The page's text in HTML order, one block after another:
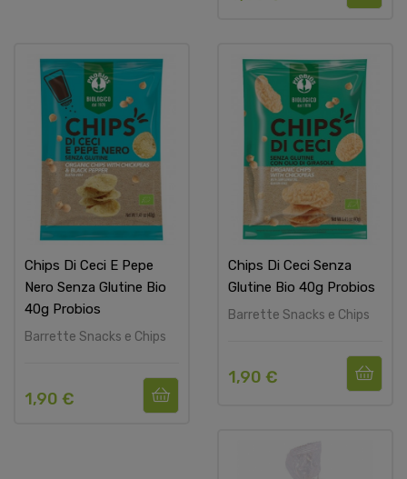
Chips Di Ceci E Pepe
Nero Senza Glutine Bio
40g Probios
Barrette Snacks e Chips
1,90 €
Chips Di Ceci Senza
Glutine Bio 40g Probios
Barrette Snacks e Chips
1,90 €